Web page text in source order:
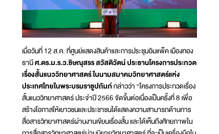
เมื่อวันที่ 12 ส.ค. ที่ศูนย์แสดงสินค้าและการประชุมอิมแพ็ค เมืองทอง
ธานีศ.ดร.ม.ร.ว.ชิษณุสรร สวัสดิวัตน์ ประธานโครงการประกวด
เรื่องสั้นแนววิทยาศาสตร์ ในนามสมาคมวิทยาศาสตร์แห่ง
ประเทศไทยในพระบรมราชูปถัมภ์กล่าวว่า “โครงการประกวดเรื่อง
สั้นแนววิทยาศาสตร์ ประจำปี 2566 จัดขึ้นต่อเนื่องเป็นครั้งที่ 8 เพื่อ
สร้างโอกาสให้เยาวชนและประชาชนได้แสดงความสามารถด้านการ
สื่อสารวิทยาศาสตร์ผ่านงานเขียนเรื่องสั้น และได้เห็นถึงศักยภาพใน